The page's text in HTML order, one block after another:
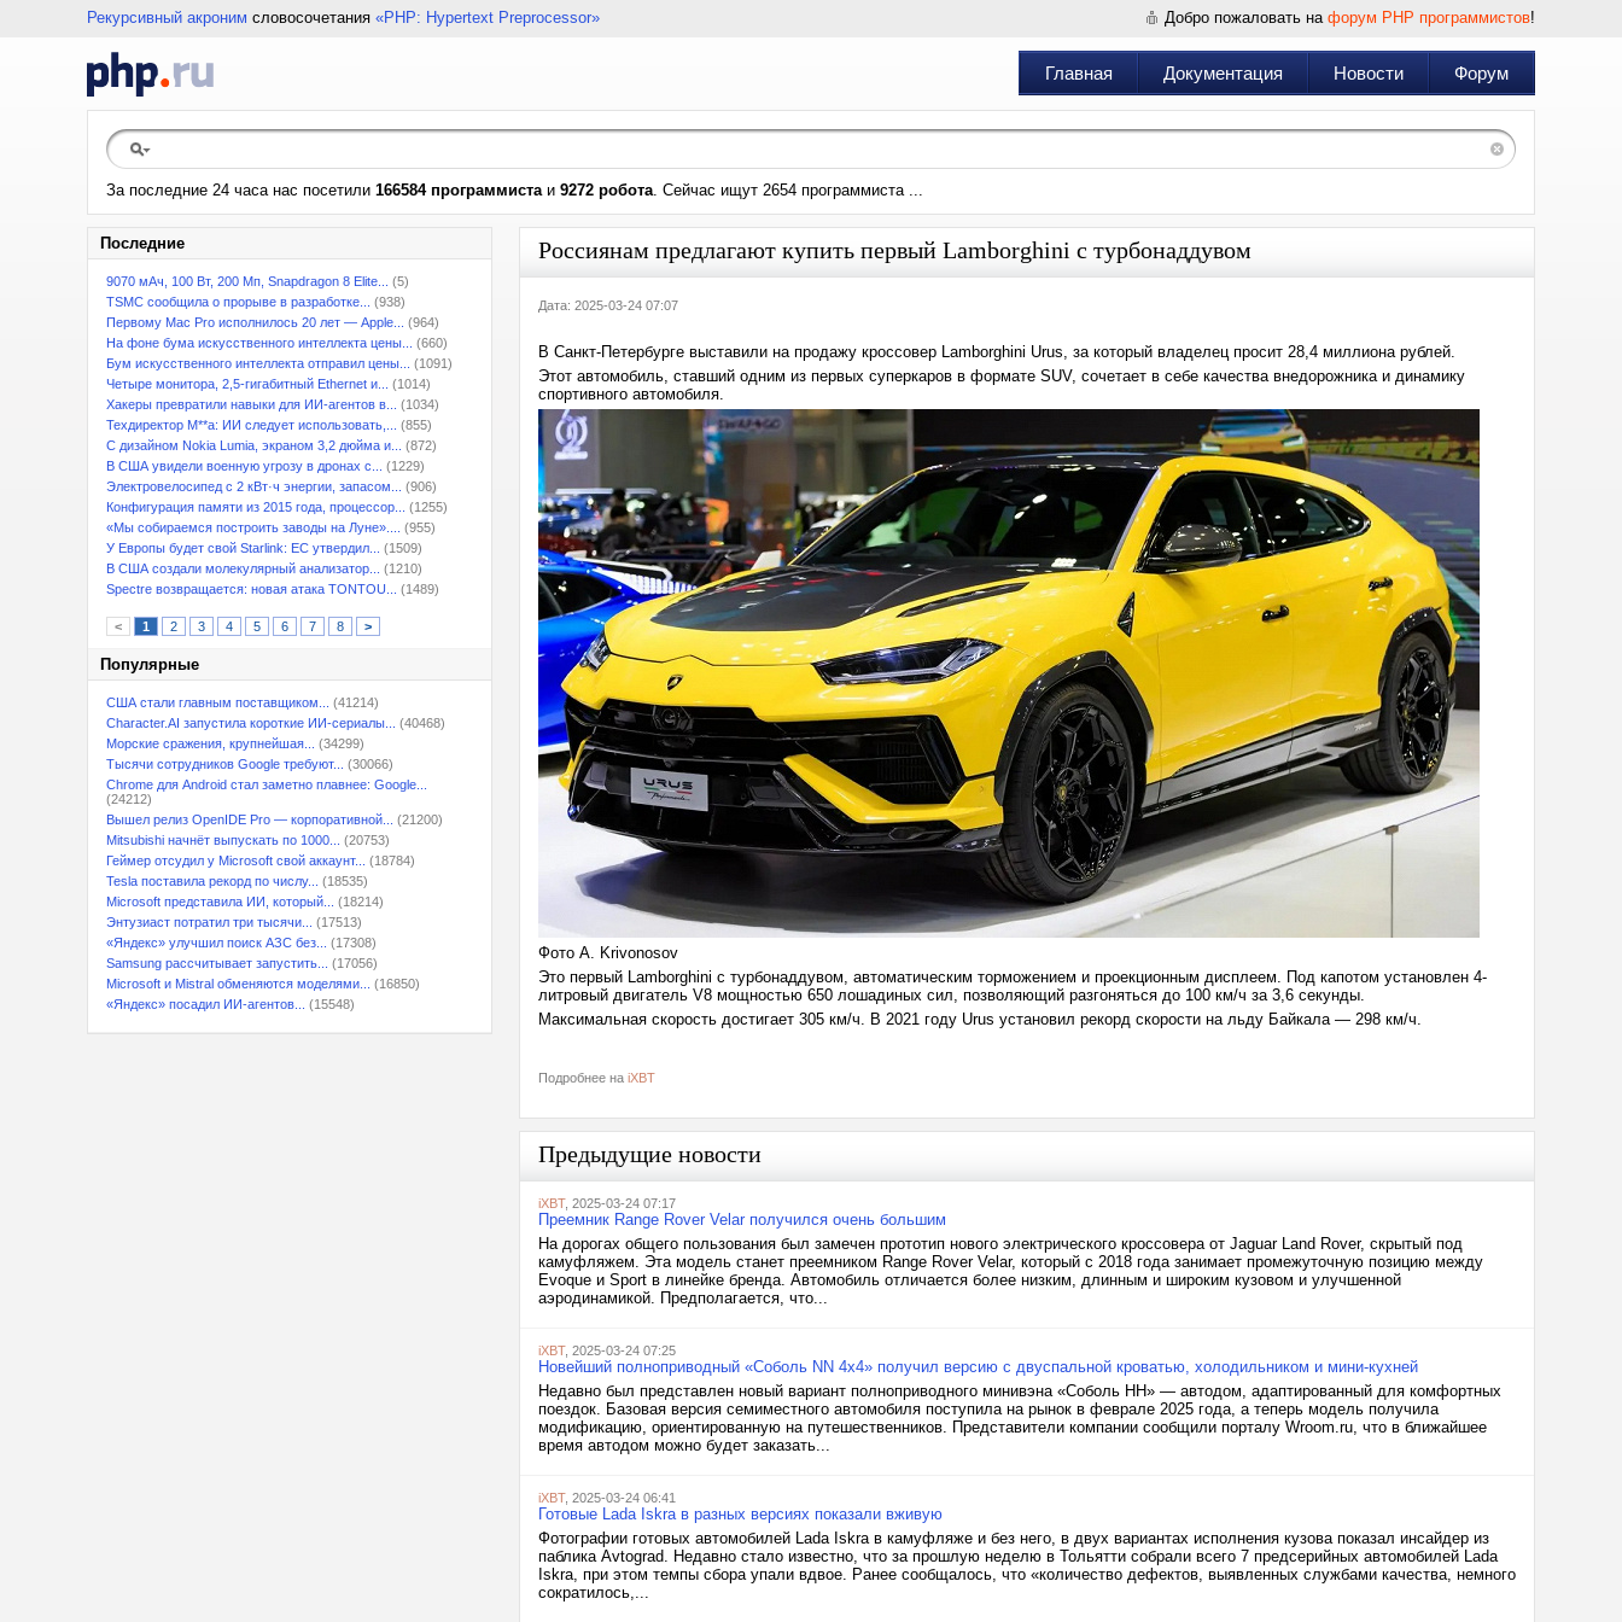
Рекурсивный акроним словосочетания «PHP: Hypertext Preprocessor» Добро пожаловать на форум PHP программистов!
Главная Документация Новости Форум
За последние 24 часа нас посетили 166584 программистаи 9272 робота. Сейчас ищут 2654 программиста ...
Последние
9070 мАч, 100 Вт, 200 Мп, Snapdragon 8 Elite...
(5)
TSMC сообщила о прорыве в разработке...
(938)
Первому Mac Pro исполнилось 20 лет — Apple...
(964)
На фоне бума искусственного интеллекта цены...
(660)
Бум искусственного интеллекта отправил цены...
(1091)
Четыре монитора, 2,5-гигабитный Ethernet и...
(1014)
Хакеры превратили навыки для ИИ-агентов в...
(1034)
Техдиректор M**a: ИИ следует использовать,...
(855)
С дизайном Nokia Lumia, экраном 3,2 дюйма и...
(872)
В США увидели военную угрозу в дронах с...
(1229)
Электровелосипед с 2 кВт·ч энергии, запасом...
(906)
Конфигурация памяти из 2015 года, процессор...
(1255)
«Мы собираемся построить заводы на Луне»....
(955)
У Европы будет свой Starlink: ЕС утвердил...
(1509)
В США создали молекулярный анализатор...
(1210)
Spectre возвращается: новая атака TONTOU...
(1489)
< 1 2 3 4 5 6 7 8 >
Популярные
США стали главным поставщиком...
(41214)
Character.AI запустила короткие ИИ-сериалы...
(40468)
Морские сражения, крупнейшая...
(34299)
Тысячи сотрудников Google требуют...
(30066)
Chrome для Android стал заметно плавнее: Google...
(24212)
Вышел релиз OpenIDE Pro — корпоративной...
(21200)
Mitsubishi начнёт выпускать по 1000...
(20753)
Геймер отсудил у Microsoft свой аккаунт...
(18784)
Tesla поставила рекорд по числу...
(18535)
Microsoft представила ИИ, который...
(18214)
Энтузиаст потратил три тысячи...
(17513)
«Яндекс» улучшил поиск АЗС без...
(17308)
Samsung рассчитывает запустить...
(17056)
Microsoft и Mistral обменяются моделями...
(16850)
«Яндекс» посадил ИИ-агентов...
(15548)
Россиянам предлагают купить первый Lamborghini с турбонаддувом
Дата: 2025-03-24 07:07
В Санкт-Петербурге выставили на продажу кроссовер Lamborghini Urus, за который владелец просит 28,4 миллиона рублей.
Этот автомобиль, ставший одним из первых суперкаров в формате SUV, сочетает в себе качества внедорожника и динамику
спортивного автомобиля.
Фото A. Krivonosov
Это первый Lamborghini с турбонаддувом, автоматическим торможением и проекционным дисплеем. Под капотом установлен 4-
литровый двигатель V8 мощностью 650 лошадиных сил, позволяющий разгоняться до 100 км/ч за 3,6 секунды.
Максимальная скорость достигает 305 км/ч. В 2021 году Urus установил рекорд скорости на льду Байкала — 298 км/ч.
Подробнее на iXBT
Предыдущие новости
iXBT, 2025-03-24 07:17
Преемник Range Rover Velar получился очень большим
На дорогах общего пользования был замечен прототип нового электрического кроссовера от Jaguar Land Rover, скрытый под
камуфляжем. Эта модель станет преемником Range Rover Velar, который с 2018 года занимает промежуточную позицию между
Evoque и Sport в линейке бренда. Автомобиль отличается более низким, длинным и широким кузовом и улучшенной
аэродинамикой. Предполагается, что...
iXBT, 2025-03-24 07:25
Новейший полноприводный «Соболь NN 4x4» получил версию с двуспальной кроватью, холодильником и мини-кухней
Недавно был представлен новый вариант полноприводного минивэна «Соболь НН» — автодом, адаптированный для комфортных
поездок. Базовая версия семиместного автомобиля поступила на рынок в феврале 2025 года, а теперь модель получила
модификацию, ориентированную на путешественников. Представители компании сообщили порталу Wroom.ru, что в ближайшее
время автодом можно будет заказать...
iXBT, 2025-03-24 06:41
Готовые Lada Iskra в разных версиях показали вживую
Фотографии готовых автомобилей Lada Iskra в камуфляже и без него, в двух вариантах исполнения кузова показал инсайдер из
паблика Avtograd. Недавно стало известно, что за прошлую неделю в Тольятти собрали всего 7 предсерийных автомобилей Lada
Iskra, при этом темпы сбора упали вдвое. Ранее сообщалось, что «количество дефектов, выявленных службами качества, немного
сократилось,...